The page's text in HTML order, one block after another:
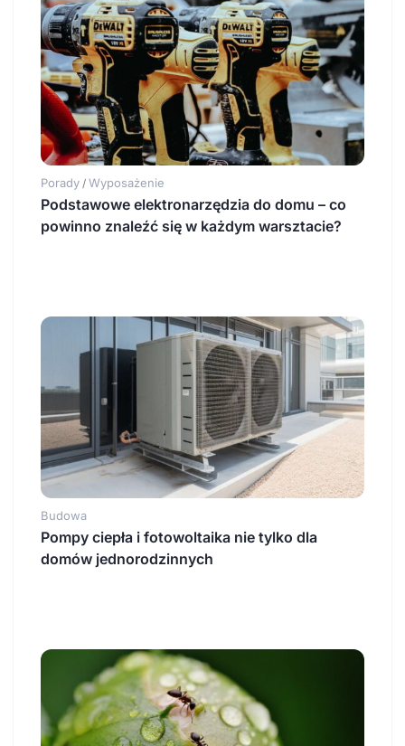
Porady / Wyposażenie
Podstawowe elektronarzędzia do domu – co
powinno znaleźć się w każdym warsztacie?
Budowa
Pompy ciepła i fotowoltaika nie tylko dla
domów jednorodzinnych